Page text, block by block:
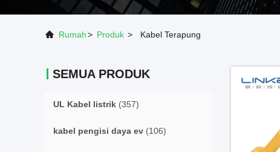
Rumah> Produk > Kabel Terapung
SEMUA PRODUK
UL Kabel listrik (357)
kabel pengisi daya ev (106)